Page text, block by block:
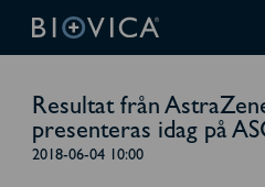
Resultat från
presenteras idag på
2018-06-04 10:00